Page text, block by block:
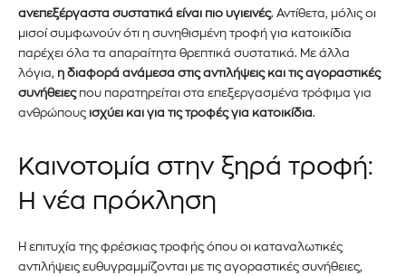
ΕΓΓΡΑΦΉ!
Διάβασα και αποδέχομαι τηνΠολιτική Απορρήτου
ανεπεξέργαστα συστατικά είναι πιο υγιεινές. Αντίθετα, μόλις οι
μισοί συμφωνούν ότι η συνηθισμένη τροφή για κατοικίδια
παρέχει όλα τα απαραίτητα θρεπτικά συστατικά. Με άλλα
λόγια, η διαφορά ανάμεσα στις αντιλήψεις και τις αγοραστικές
συνήθειεςπου παρατηρείται στα επεξεργασμένα τρόφιμα για
ανθρώπους ισχύει και για τις τροφές για κατοικίδια.
Καινοτομία στην ξηρά τροφή:
Η νέα πρόκληση
Η επιτυχία της φρέσκιας τροφής όπου οι καταναλωτικές
αντιλήψεις ευθυγραμμίζονται με τις αγοραστικές συνήθειες,